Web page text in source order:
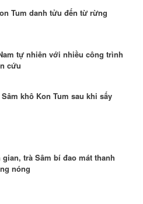
Tum danh tửu đến từ rừng
tự nhiên với nhiều công trình
cứu
khô Kon Tum sau khi sấy
trà Sâm bí đao mát thanh
nóng